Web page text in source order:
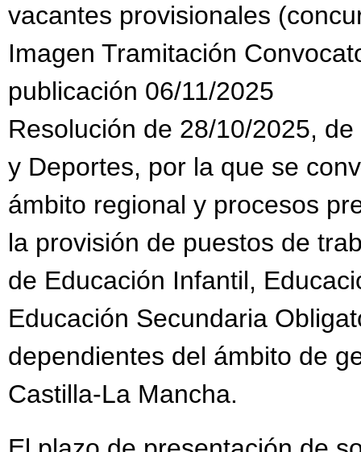
vacantes provisionales
Imagen Tramitación
publicación 06/11/2025
Resolución de 28/10/2025,
y Deportes, por la que se
ámbito regional y procesos
la provisión de puestos de
de Educación Infantil,
Educación Secundaria
dependientes del ámbito de
Castilla-La Mancha.